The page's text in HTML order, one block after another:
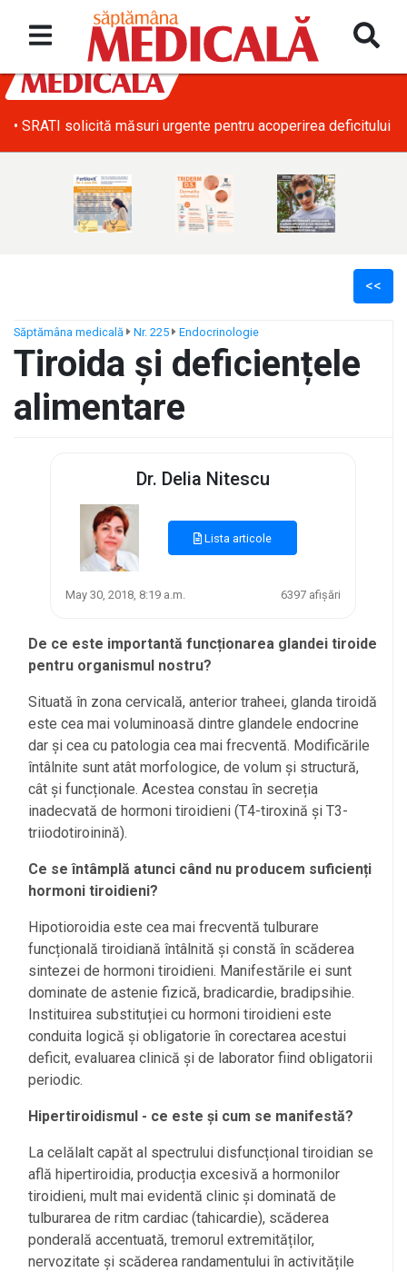
• SRATI solicită măsuri urgente pentru acoperirea deficitului
<<
Săptămâna medicală Nr. 225 Endocrinologie
Tiroida și deficiențele
alimentare
Dr. Delia Nitescu
Lista articole
May 30, 2018, 8:19 a.m. 6397 afișări
De ce este importantă funcționarea glandei tiroide
pentru organismul nostru?
Situată în zona cervicală, anterior traheei, glanda tiroidă
este cea mai voluminoasă dintre glandele endocrine
dar și cea cu patologia cea mai frecventă. Modificările
întâlnite sunt atât morfologice, de volum și structură,
cât și funcționale. Acestea constau în secreția
inadecvată de hormoni tiroidieni (T4-tiroxină și T3-
triiodotiroinină).
Ce se întâmplă atunci când nu producem suficienți
hormoni tiroidieni?
Hipotioroidia este cea mai frecventă tulburare
funcțională tiroidiană întâlnită și constă în scăderea
sintezei de hormoni tiroidieni. Manifestările ei sunt
dominate de astenie fizică, bradicardie, bradipsihie.
Instituirea substituției cu hormoni tiroidieni este
conduita logică și obligatorie în corectarea acestui
deficit, evaluarea clinică și de laborator fiind obligatorii
periodic.
Hipertiroidismul - ce este și cum se manifestă?
La celălalt capăt al spectrului disfuncțional tiroidian se
află hipertiroidia, producția excesivă a hormonilor
tiroidieni, mult mai evidentă clinic și dominată de
tulburarea de ritm cardiac (tahicardie), scăderea
ponderală accentuată, tremorul extremităților,
nervozitate și scăderea randamentului în activitățile